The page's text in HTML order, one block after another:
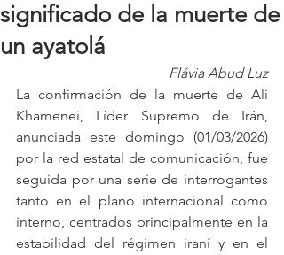
significado de la muerte de
un ayatolá
Flávia Abud Luz
La confirmación de la muerte de Ali
Khamenei, Líder Supremo de Irán,
anunciada este domingo (01/03/2026)
por la red estatal de comunicación, fue
seguida por una serie de interrogantes
tanto en el plano internacional como
interno, centrados principalmente en la
estabilidad del régimen iraní y en el